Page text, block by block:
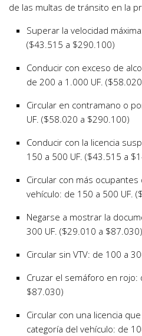
de las multas de tránsito en la
Superar la velocidad
($43.515 a $290.100)
Conducir con exceso de
de 200 a 1.000 UF.
Circular en contramano o
UF. ($58.020 a $290.100)
Conducir con la licencia
150 a 500 UF. ($43.515 a
Circular con más
vehículo: de 150 a 500 UF.
Negarse a mostrar la
300 UF. ($29.010 a $87.030)
Circular sin VTV: de 100 a
Cruzar el semáforo en rojo:
$87.030)
Circular con una licencia
categoría del vehículo: de